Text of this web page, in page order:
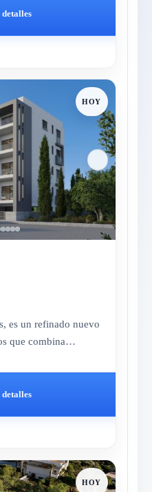
detalles
HOY
es un refinado nuevo
que combina
detalles
HOY